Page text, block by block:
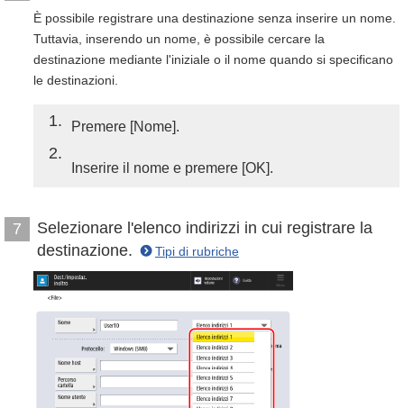
È possibile registrare una destinazione senza inserire un nome.
Tuttavia, inserendo un nome, è possibile cercare la
destinazione mediante l'iniziale o il nome quando si specificano
le destinazioni.
1 Premere [Nome].
2
Inserire il nome e premere [OK].
7
Selezionare l'elenco indirizzi in cui registrare la
destinazione.
Tipi di rubriche